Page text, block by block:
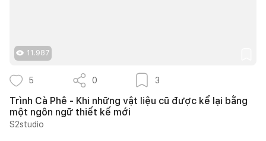
11.987
5 0 3
Trình Cà Phê - Khi những vật liệu cũ được kể lại bằng
một ngôn ngữ thiết kế mới
S2studio